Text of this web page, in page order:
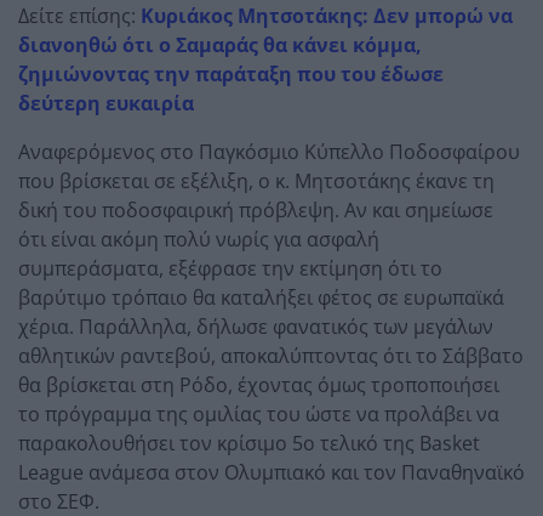
Δείτε επίσης: Κυριάκος Μητσοτάκης: Δεν μπορώ να
διανοηθώ ότι ο Σαμαράς θα κάνει κόμμα,
ζημιώνοντας την παράταξη που του έδωσε
δεύτερη ευκαιρία
Αναφερόμενος στο Παγκόσμιο Κύπελλο Ποδοσφαίρου
που βρίσκεται σε εξέλιξη, ο κ. Μητσοτάκης έκανε τη
δική του ποδοσφαιρική πρόβλεψη. Αν και σημείωσε
ότι είναι ακόμη πολύ νωρίς για ασφαλή
συμπεράσματα, εξέφρασε την εκτίμηση ότι το
βαρύτιμο τρόπαιο θα καταλήξει φέτος σε ευρωπαϊκά
χέρια. Παράλληλα, δήλωσε φανατικός των μεγάλων
αθλητικών ραντεβού, αποκαλύπτοντας ότι το Σάββατο
θα βρίσκεται στη Ρόδο, έχοντας όμως τροποποιήσει
το πρόγραμμα της ομιλίας του ώστε να προλάβει να
παρακολουθήσει τον κρίσιμο 5ο τελικό της Basket
League ανάμεσα στον Ολυμπιακό και τον Παναθηναϊκό
στο ΣΕΦ.